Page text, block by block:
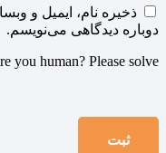
ذخیره نام، ایمیل و
دوباره دیدگاهی می‌نویسم.
you human? Please solve: